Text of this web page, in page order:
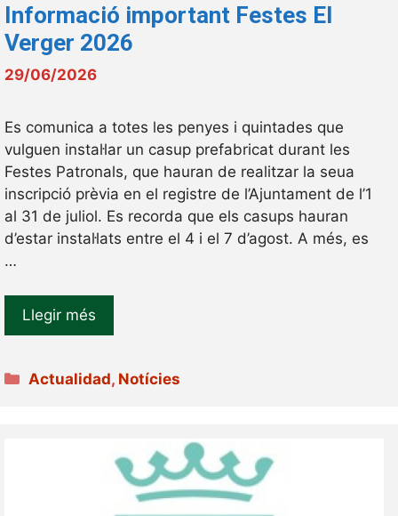
Informació important Festes El
Verger 2026
29/06/2026
Es comunica a totes les penyes i quintades que
vulguen instal·lar un casup prefabricat durant les
Festes Patronals, que hauran de realitzar la seua
inscripció prèvia en el registre de l’Ajuntament de l’1
al 31 de juliol. Es recorda que els casups hauran
d’estar instal·lats entre el 4 i el 7 d’agost. A més, es
…
Llegir més
Categories
Actualidad, Notícies